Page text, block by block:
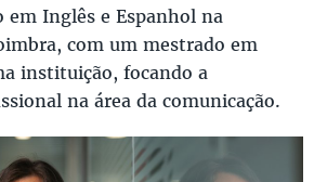
em Inglês e Espanhol na
com um mestrado em
instituição, focando a
na área da comunicação.